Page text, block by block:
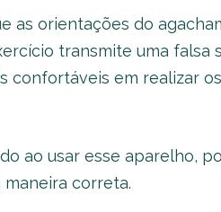
as orientações do
transmite uma falsa
confortáveis em realizar
ao usar esse aparelho,
correta.